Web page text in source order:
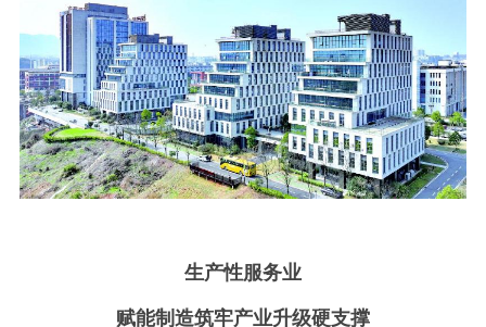
生产性服务业
赋能制造筑牢产业升级硬支撑